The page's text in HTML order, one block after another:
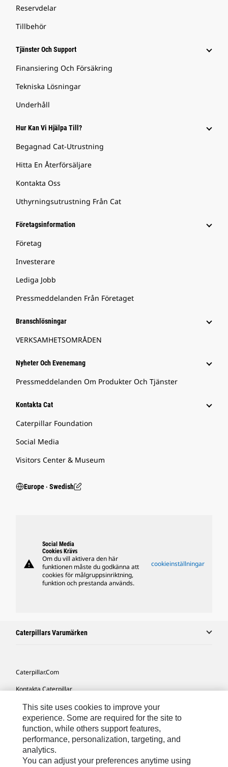
Reservdelar
Tillbehör
Tjänster Och Support
Finansiering Och Försäkring
Tekniska Lösningar
Underhåll
Hur Kan Vi Hjälpa Till?
Begagnad Cat-Utrustning
Hitta En Återförsäljare
Kontakta Oss
Uthyrningsutrustning Från Cat
Företagsinformation
Företag
Investerare
Lediga Jobb
Pressmeddelanden Från Företaget
Branschlösningar
VERKSAMHETSOMRÅDEN
Nyheter Och Evenemang
Pressmeddelanden Om Produkter Och Tjänster
Kontakta Cat
Caterpillar Foundation
Social Media
Visitors Center & Museum
Europe ‧ Swedish
warning
Social Media
Cookies Krävs
Om du vill aktivera den här
funktionen måste du godkänna att
cookies för målgruppsinriktning,
funktion och prestanda används.
cookieinställningar
Caterpillars Varumärken
Caterpillar.com
Kontakta Caterpillar
Mina Marknadsföringspreferenser
Platskarta
Cookie Settings
Juridiskt
This site uses cookies to improve your
experience. Some are required for the site to
function, while others support features,
performance, personalization, targeting, and
analytics.
You can adjust your preferences anytime using